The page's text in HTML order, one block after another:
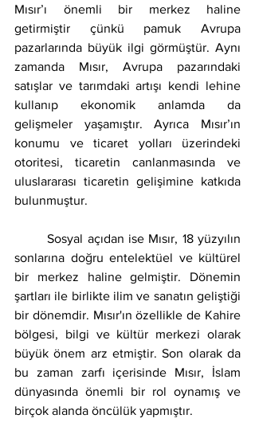
Mısır’ı önemli bir merkez haline
getirmiştir çünkü pamuk Avrupa
pazarlarında büyük ilgi görmüştür. Aynı
zamanda Mısır, Avrupa pazarındaki
satışlar ve tarımdaki artışı kendi lehine
kullanıp ekonomik anlamda da
gelişmeler yaşamıştır. Ayrıca Mısır’ın
konumu ve ticaret yolları üzerindeki
otoritesi, ticaretin canlanmasında ve
uluslararası ticaretin gelişimine katkıda
bulunmuştur.
	Sosyal açıdan ise Mısır, 18 yüzyılın
sonlarına doğru entelektüel ve kültürel
bir merkez haline gelmiştir. Dönemin
şartları ile birlikte ilim ve sanatın geliştiği
bir dönemdir. Mısır'ın özellikle de Kahire
bölgesi, bilgi ve kültür merkezi olarak
büyük önem arz etmiştir. Son olarak da
bu zaman zarfı içerisinde Mısır, İslam
dünyasında önemli bir rol oynamış ve
birçok alanda öncülük yapmıştır.